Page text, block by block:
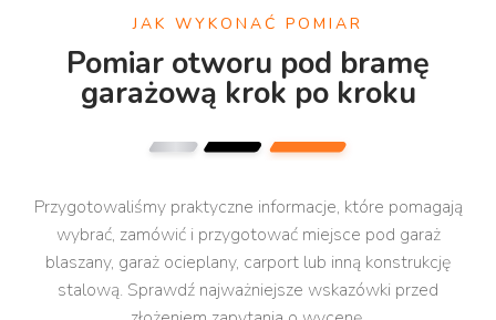
JAK WYKONAĆ POMIAR
Pomiar otworu pod bramę
garażową krok po kroku
Przygotowaliśmy praktyczne informacje, które pomagają
wybrać, zamówić i przygotować miejsce pod garaż
blaszany, garaż ocieplany, carport lub inną konstrukcję
stalową. Sprawdź najważniejsze wskazówki przed